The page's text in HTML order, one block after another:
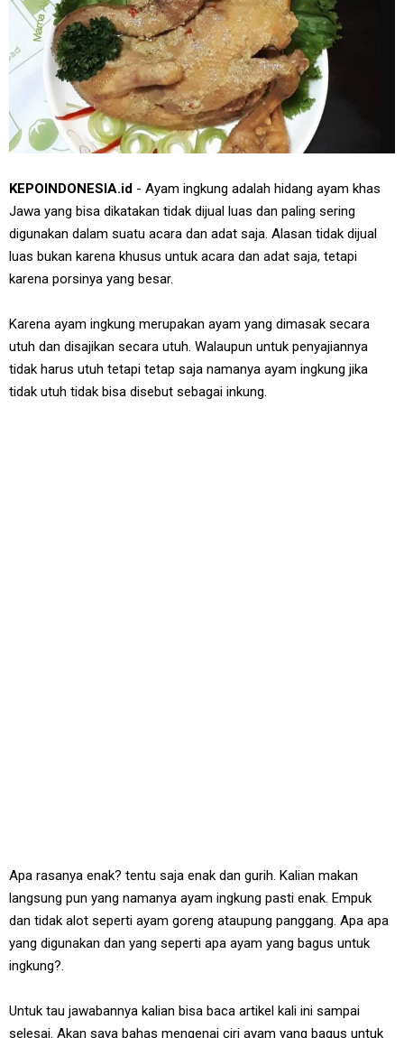
KEPOINDONESIA.id - Ayam ingkung adalah hidang ayam khas
Jawa yang bisa dikatakan tidak dijual luas dan paling sering
digunakan dalam suatu acara dan adat saja. Alasan tidak dijual
luas bukan karena khusus untuk acara dan adat saja, tetapi
karena porsinya yang besar.
Karena ayam ingkung merupakan ayam yang dimasak secara
utuh dan disajikan secara utuh. Walaupun untuk penyajiannya
tidak harus utuh tetapi tetap saja namanya ayam ingkung jika
tidak utuh tidak bisa disebut sebagai inkung.
Apa rasanya enak? tentu saja enak dan gurih. Kalian makan
langsung pun yang namanya ayam ingkung pasti enak. Empuk
dan tidak alot seperti ayam goreng ataupung panggang. Apa apa
yang digunakan dan yang seperti apa ayam yang bagus untuk
ingkung?.
Untuk tau jawabannya kalian bisa baca artikel kali ini sampai
selesai. Akan saya bahas mengenai ciri ayam yang bagus untuk